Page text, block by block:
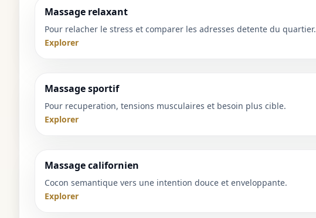
Massage relaxant
Pour relacher le stress et comparer les adresses detente du quartier.
Explorer
Massage sportif
Pour recuperation, tensions musculaires et besoin plus cible.
Explorer
Massage californien
Cocon semantique vers une intention douce et enveloppante.
Explorer